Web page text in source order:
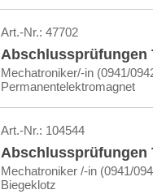
Art.-Nr.: 47702
Abschlussprüfungen
Mechatroniker/-in (0941/
Permanentelektromagnet
Art.-Nr.: 104544
Abschlussprüfungen
Mechatroniker /-in (0941/
Biegeklotz